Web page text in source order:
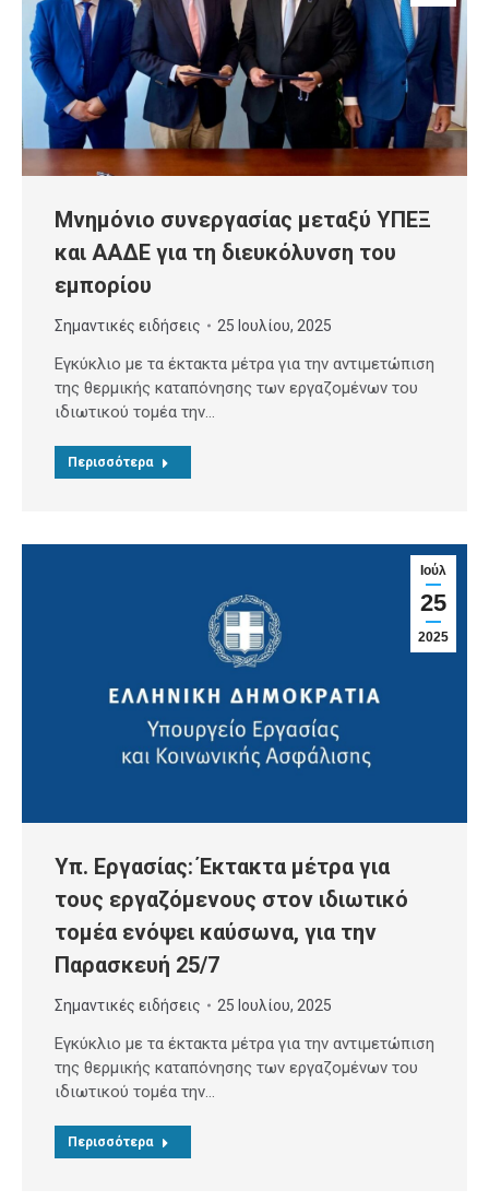
Μνημόνιο συνεργασίας μεταξύ ΥΠΕΞ
και ΑΑΔΕ για τη διευκόλυνση του
εμπορίου
Σημαντικές ειδήσεις 25 Ιουλίου, 2025
Εγκύκλιο με τα έκτακτα μέτρα για την αντιμετώπιση
της θερμικής καταπόνησης των εργαζομένων του
ιδιωτικού τομέα την…
Περισσότερα
Ιούλ
25
2025
Υπ. Εργασίας: Έκτακτα μέτρα για
τους εργαζόμενους στον ιδιωτικό
τομέα ενόψει καύσωνα, για την
Παρασκευή 25/7
Σημαντικές ειδήσεις 25 Ιουλίου, 2025
Εγκύκλιο με τα έκτακτα μέτρα για την αντιμετώπιση
της θερμικής καταπόνησης των εργαζομένων του
ιδιωτικού τομέα την…
Περισσότερα